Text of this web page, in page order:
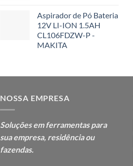
Aspirador de Pó Bateria
12V LI-ION 1.5AH
CL106FDZW-P -
MAKITA
NOSSA EMPRESA
Soluções em ferramentas para
suaempresa, residência ou
fazendas.